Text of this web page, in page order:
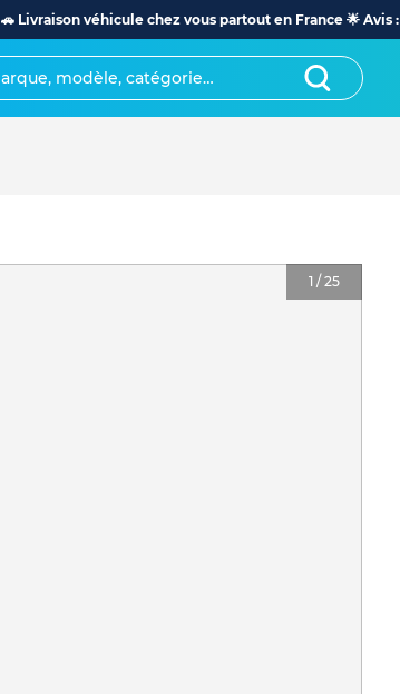
🚗 Livraison véhicule chez vous partout en France 🌟 Avis
1 / 25